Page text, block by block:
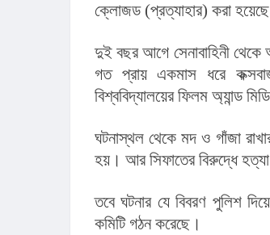
ক্লোজড (প্রত্যাহার) করা
দুই বছর আগে সেনাবাহিনী থেকে
গত প্রায় একমাস ধরে
বিশ্ববিদ্যালয়ের ফিলম অ্যান্ড
ঘটনাস্থল থেকে মদ ও গাঁজা
হয়। আর সিফাতের বিরুদ্ধে
তবে ঘটনার যে বিবরণ পুলিশ
কমিটি গঠন করেছে।